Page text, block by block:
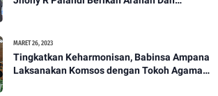
MARET 26, 2023
Tingkatkan Keharmonisan, Babinsa Ampana
Laksanakan Komsos dengan Tokoh Agama